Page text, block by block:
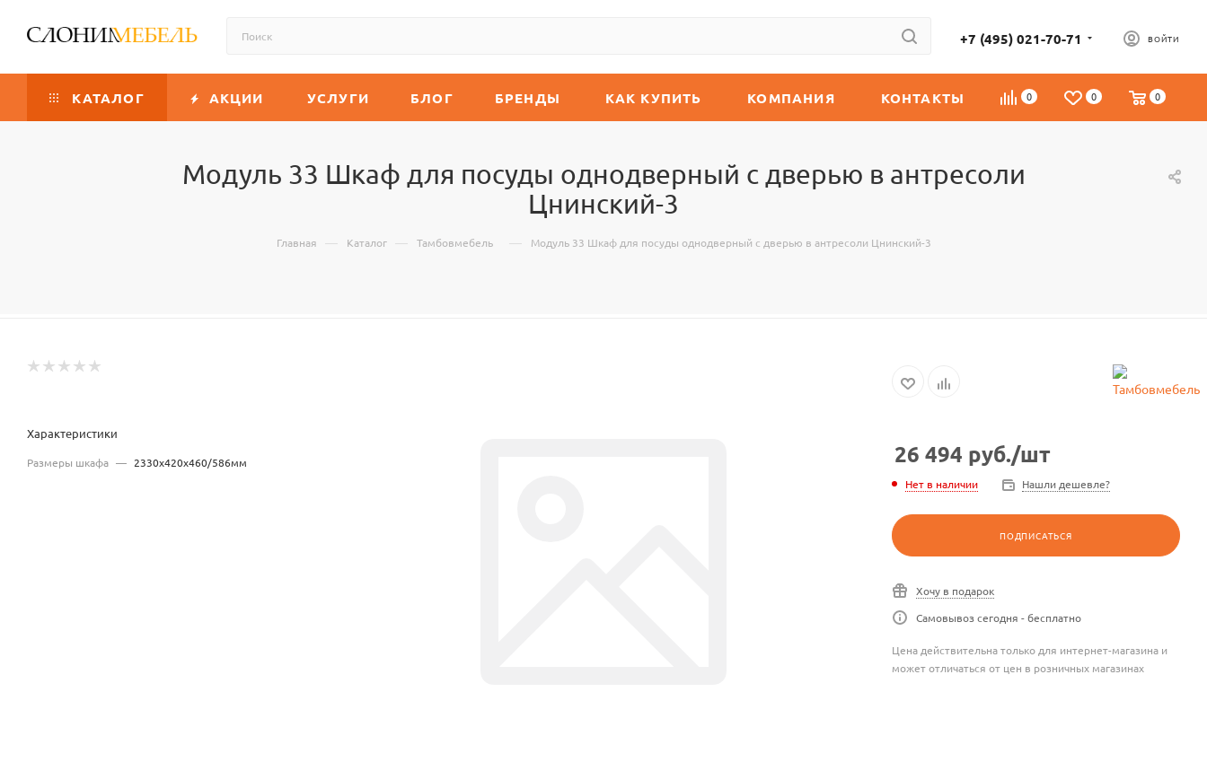
+7 (495) 021-70-71 ВОЙТИ
0 0 0
КАТАЛОГ АКЦИИ УСЛУГИ БЛОГ БРЕНДЫ КАК КУПИТЬ КОМПАНИЯ КОНТАКТЫ
Модуль 33 Шкаф для посуды однодверный с дверью в антресоли
Цнинский-3
Главная — Каталог — Тамбовмебель — Модуль 33 Шкаф для посуды однодверный с дверью в антресоли Цнинский-3
Характеристики
Размеры шкафа — 2330x420x460/586мм 26 494 руб./шт
Нет в наличии Нашли дешевле?
ПОДПИСАТЬСЯ
Хочу в подарок
Самовывоз сегодня - бесплатно
Цена действительна только для интернет-магазина и
может отличаться от цен в розничных магазинах